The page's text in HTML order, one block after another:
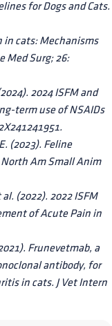
for Dogs and Cats.
in cats: Mechanisms
Med Surg; 26:
2024 ISFM and
term use of NSAIDs
(2023). Feline
Am Small Anim
(2022). 2022 ISFM
of Acute Pain in
Frunevetmab, a
antibody, for
in cats. J Vet Intern